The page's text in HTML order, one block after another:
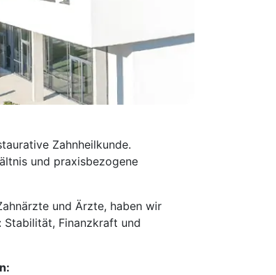
Zahnheilkunde.
und praxisbezogene
und Ärzte, haben wir
Stabilität, Finanzkraft und